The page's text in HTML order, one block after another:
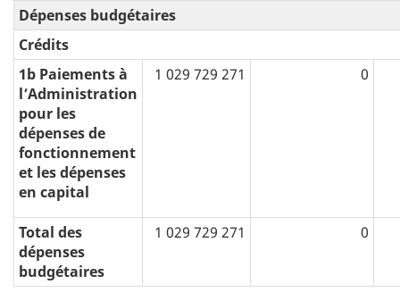
Dépenses budgétaires
Crédits
1b Paiements à
l’Administration
pour les
dépenses de
fonctionnement
et les dépenses
en capital
1 029 729 271 0
Total des
dépenses
budgétaires
1 029 729 271 0